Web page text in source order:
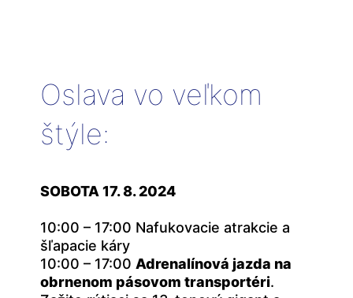
Oslava vo veľkom
štýle:
SOBOTA 17. 8. 2024
10:00 – 17:00 Nafukovacie atrakcie a
šľapacie káry
10:00 – 17:00 Adrenalínová jazda na
obrnenom pásovom transportéri.